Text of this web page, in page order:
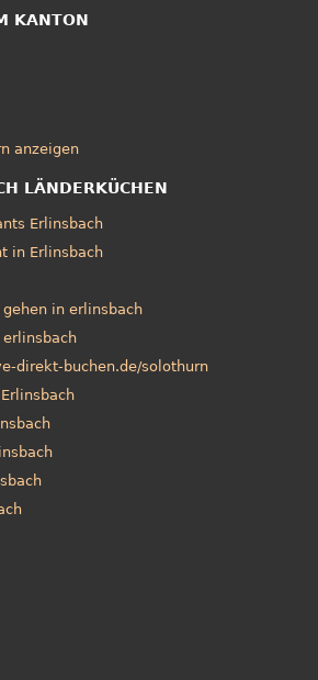
KANTON
anzeigen
LÄNDERKÜCHEN
Erlinsbach
in Erlinsbach
in erlinsbach
direkt-buchen.de/solothurn